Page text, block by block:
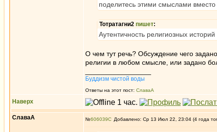
поделитесь этими смыслами вместо
Тотратагни2 пишет:
Аутентичность религиозных
О чем тут речь? Обсуждение чего
религии в любом смысле, или задано
Буддизм чистой воды
Ответы на этот пост: СлаваА
Наверх
СлаваА №606039 Добавлено: Ср 13 Июл 22, 23:04 (4 года